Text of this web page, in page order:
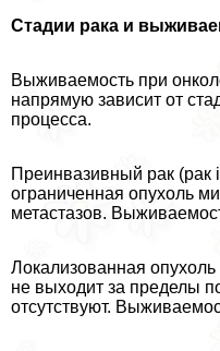
Стадии paка и
Выживаемость при
напрямую зависит от
процесса.
Преинвазивный paк (paк
ограниченная опухоль
метастазов.
Локализованная
не выходит за пределы
отсутствуют.